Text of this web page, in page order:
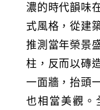
濃的時代韻味
式風格，從建
推測當年榮景
柱，反而以磚
一面牆，抬頭
也相當美觀。